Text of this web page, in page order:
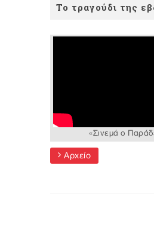
Το τραγούδι της
«Σινεμά ο
Αρχείο